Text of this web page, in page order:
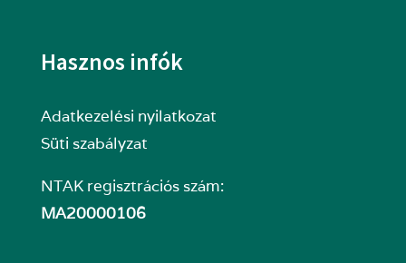
Hasznos infók
Adatkezelési nyilatkozat
Süti szabályzat
NTAK regisztrációs szám:
MA20000106